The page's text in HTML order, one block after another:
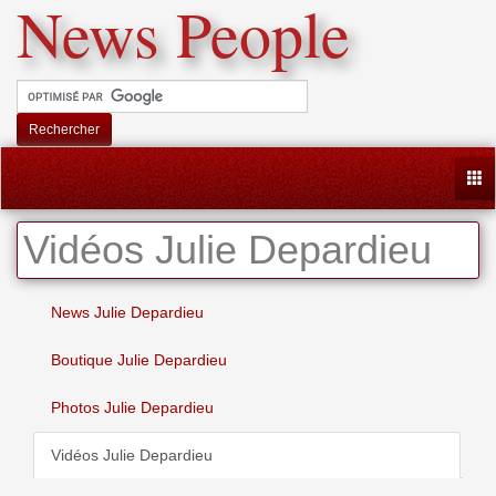
News People
Rechercher
Vidéos Julie Depardieu
News Julie Depardieu
Boutique Julie Depardieu
Photos Julie Depardieu
Vidéos Julie Depardieu